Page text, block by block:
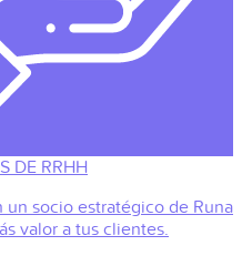
DE RRHH
socio estratégico de Runa
valor a tus clientes.